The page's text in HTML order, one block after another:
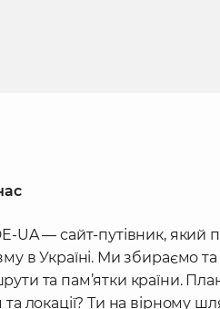
UA — сайт-путівник, який
в Україні. Ми збираємо та
та пам’ятки країни.
та локації? Ти на вірному